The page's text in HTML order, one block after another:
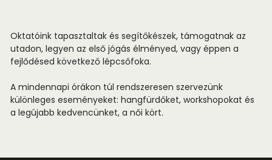
Oktatóink tapasztaltak és segítőkészek, támogatnak az
utadon, legyen az első jógás élményed, vagy éppen a
fejlődésed következő lépcsőfoka.
A mindennapi órákon túl rendszeresen szervezünk
különleges eseményeket: hangfürdőket, workshopokat és
a legújabb kedvencünket, a női kört.